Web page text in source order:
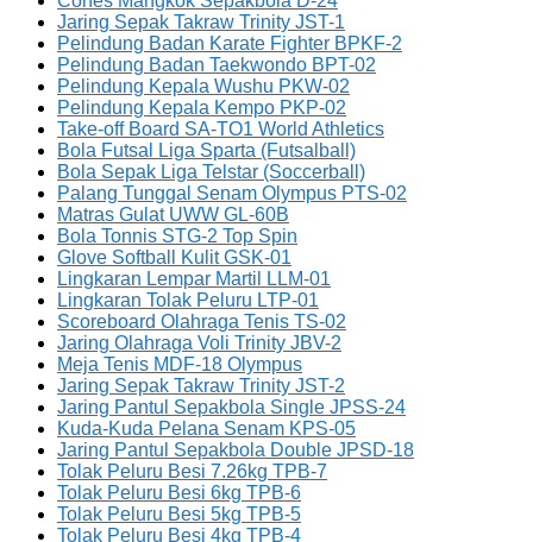
Jaring Sepak Takraw Trinity JST-1
Pelindung Badan Karate Fighter BPKF-2
Pelindung Badan Taekwondo BPT-02
Pelindung Kepala Wushu PKW-02
Pelindung Kepala Kempo PKP-02
Take-off Board SA-TO1 World Athletics
Bola Futsal Liga Sparta (Futsalball)
Bola Sepak Liga Telstar (Soccerball)
Palang Tunggal Senam Olympus PTS-02
Matras Gulat UWW GL-60B
Bola Tonnis STG-2 Top Spin
Glove Softball Kulit GSK-01
Lingkaran Lempar Martil LLM-01
Lingkaran Tolak Peluru LTP-01
Scoreboard Olahraga Tenis TS-02
Jaring Olahraga Voli Trinity JBV-2
Meja Tenis MDF-18 Olympus
Jaring Sepak Takraw Trinity JST-2
Jaring Pantul Sepakbola Single JPSS-24
Kuda-Kuda Pelana Senam KPS-05
Jaring Pantul Sepakbola Double JPSD-18
Tolak Peluru Besi 7.26kg TPB-7
Tolak Peluru Besi 6kg TPB-6
Tolak Peluru Besi 5kg TPB-5
Tolak Peluru Besi 4kg TPB-4